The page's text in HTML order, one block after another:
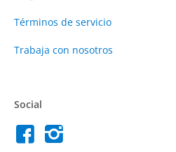
Términos de servicio
Trabaja con nosotros
Social